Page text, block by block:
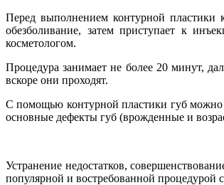
Перед выполнением контурной пластики
обезболивание, затем приступает к
косметологом.
Процедура занимает не более 20 минут,
вскоре они проходят.
С помощью контурной пластики губ можно
основные дефекты губ (врожденные и
Устранение недостатков,
популярной и востребованной процедурой